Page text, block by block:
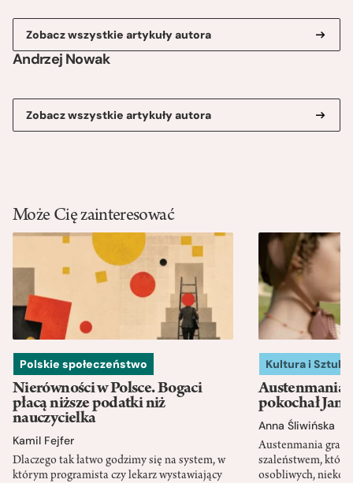
Zobacz wszystkie artykuły autora
Andrzej Nowak
Zobacz wszystkie artykuły autora
Może Cię zainteresować
Polskie społeczeństwo
Nierówności w Polsce. Bogaci
płacą niższe podatki niż
nauczycielka
Kamil Fejfer
Dlaczego tak łatwo godzimy się na system, w
którym programista czy lekarz wystawiający
Kultura i Sztuka
Austenmania.
pokochał
Anna Śliwińska
Austenmania
szaleństwem, które
osobliwych,